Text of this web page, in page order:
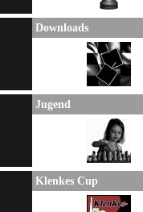
Downloads
Jugend
Klenkes Cup